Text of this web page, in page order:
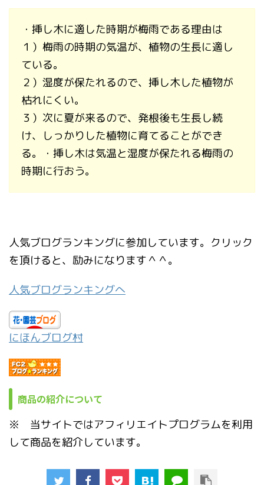
・挿し木に適した時期が梅雨である理由は
１）梅雨の時期の気温が、植物の生長に適し
ている。
２）湿度が保たれるので、挿し木した植物が
枯れにくい。
３）次に夏が来るので、発根後も生長し続
け、しっかりした植物に育てることができ
る。・挿し木は気温と湿度が保たれる梅雨の
時期に行おう。
人気ブログランキングに参加しています。クリック
を頂けると、励みになります＾＾。
人気ブログランキングへ
にほんブログ村
商品の紹介について
※ 当サイトではアフィリエイトプログラムを利用
して商品を紹介しています。